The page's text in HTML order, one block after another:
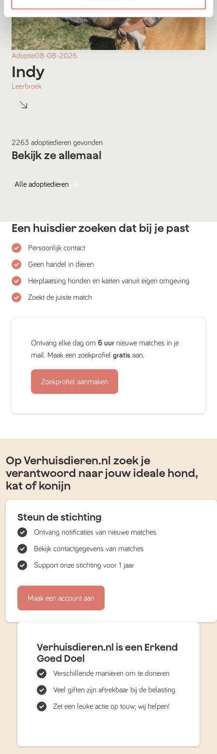
Adoptie08-08-2026
Indy
Leerbroek
2263 adoptiedieren gevonden
Bekijk ze allemaal
Alle adoptiedieren
Een huisdier zoeken dat bij je past
Persoonlijk contact
Geen handel in dieren
Herplaatsing honden en katten vanuit eigen omgeving
Zoekt de juiste match
Ontvang elke dag om 6 uur nieuwe matches in je
mail. Maak een zoekprofiel gratis aan.
Zoekprofiel aanmaken
Op Verhuisdieren.nl zoek je
verantwoord naar jouw ideale hond,
kat of konijn
Steun de stichting
Ontvang notificaties van nieuwe matches
Bekijk contactgegevens van matches
Support onze stichting voor 1 jaar
Maak een account aan
Verhuisdieren.nl is een Erkend
Goed Doel
Verschillende manieren om te doneren
Veel giften zijn aftrekbaar bij de belasting
Zet een leuke actie op touw; wij helpen!